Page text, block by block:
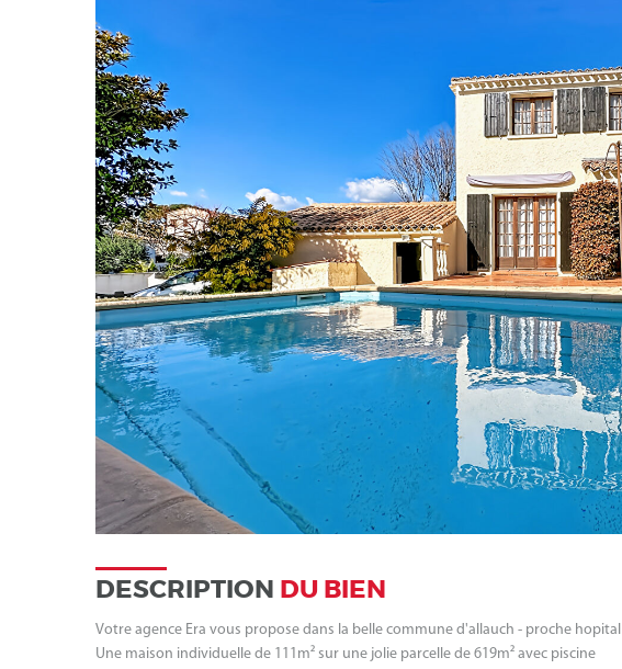
DESCRIPTION DU BIEN
Votre agence Era vous propose dans la belle commune d'allauch - proche hopital
Une maison individuelle de 111m² sur une jolie parcelle de 619m² avec piscine